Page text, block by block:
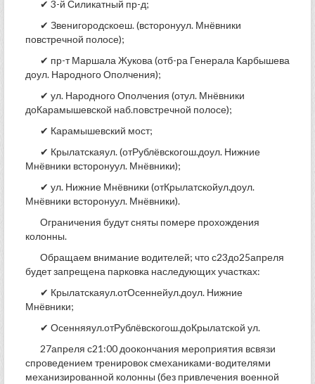
✔ 3-й Силикатный пр-д;
✔ Звенигородскоеш. (всторонуул. Мнёвники
повстречной полосе);
✔ пр-т Маршала Жукова (отб-ра Генерала Карбышева
доул. Народного Ополчения);
✔ ул. Народного Ополчения (отул. Мнёвники
доКарамышевской наб.повстречной полосе);
✔ Карамышевский мост;
✔ Крылатскаяул. (отРублёвскогош.доул. Нижние
Мнёвники всторонуул. Мнёвники);
✔ ул. Нижние Мнёвники (отКрылатскойул.доул.
Мнёвники всторонуул. Мнёвники).
Ограничения будут сняты помере прохождения
колонны.
Обращаем внимание водителей; что с23до25апреля
будет запрещена парковка наследующих участках:
✔ Крылатскаяул.отОсеннейул.доул. Нижние
Мнёвники;
✔ Осенняяул.отРублёвскогош.доКрылатской ул.
27апреля с21:00 доокончания мероприятия всвязи
спроведением тренировок смеханиками-водителями
механизированной колонны (без привлечения военной